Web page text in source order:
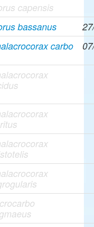
capensis
bassanus
carbo